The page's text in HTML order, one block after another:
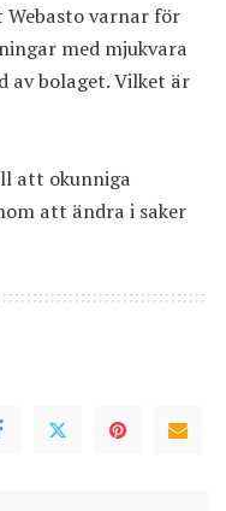
varnar för
med mjukvara
av bolaget. Vilket är
att okunniga
att ändra i saker